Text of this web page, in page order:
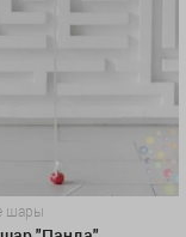
шары